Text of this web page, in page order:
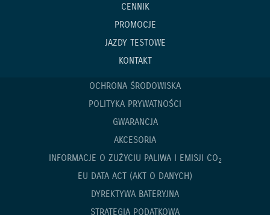
CENNIK
PROMOCJE
JAZDY TESTOWE
KONTAKT
OCHRONA ŚRODOWISKA
POLITYKA PRYWATNOŚCI
GWARANCJA
AKCESORIA
INFORMACJE O ZUŻYCIU PALIWA I EMISJI CO2
EU DATA ACT (AKT O DANYCH)
DYREKTYWA BATERYJNA
STRATEGIA PODATKOWA